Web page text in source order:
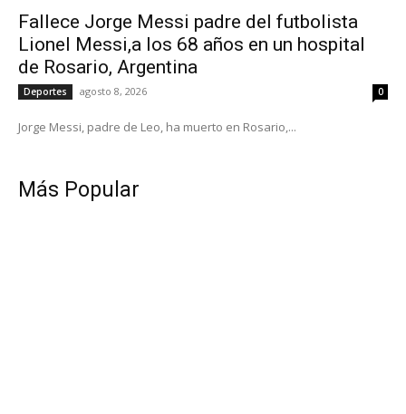
Fallece Jorge Messi padre del futbolista
Lionel Messi,a los 68 años en un hospital
de Rosario, Argentina
Deportes agosto 8, 2026 0
Jorge Messi, padre de Leo, ha muerto en Rosario,...
Más Popular